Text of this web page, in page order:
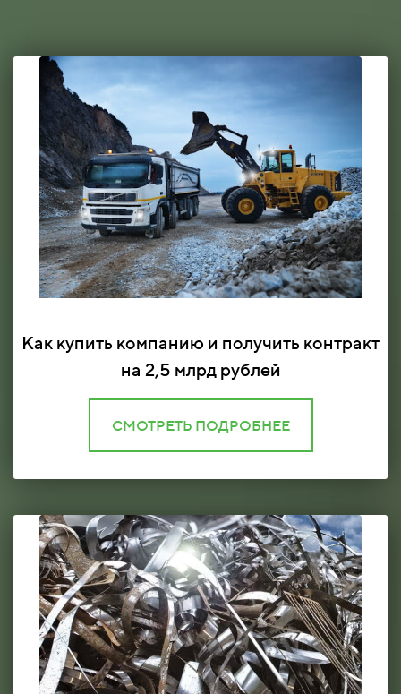
Как купить компанию и получить контракт
на 2,5 млрд рублей
СМОТРЕТЬ ПОДРОБНЕЕ